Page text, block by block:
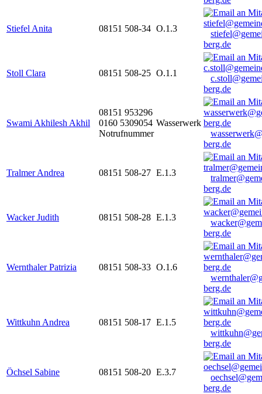
Stiefel Anita 08151 508-34 O.1.3
berg.de
Stoll Clara 08151 508-25 O.1.1
berg.de
Swami Akhilesh Akhil
08151 953296
0160 5309054
Notrufnummer
Wasserwerk
berg.de
Tralmer Andrea 08151 508-27 E.1.3
berg.de
Wacker Judith 08151 508-28 E.1.3
berg.de
Wernthaler Patrizia 08151 508-33 O.1.6
berg.de
Wittkuhn Andrea 08151 508-17 E.1.5
berg.de
Öchsel Sabine 08151 508-20 E.3.7
berg.de